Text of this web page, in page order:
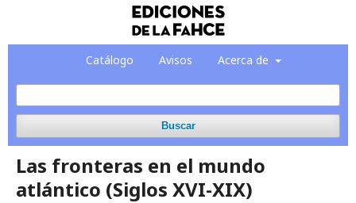
Catálogo Avisos Acerca de
Buscar
Las fronteras en el mundo
atlántico (Siglos XVI-XIX)